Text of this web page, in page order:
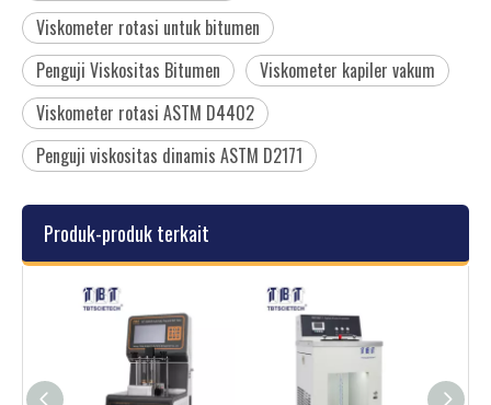
Viskometer rotasi untuk bitumen
Penguji Viskositas Bitumen
Viskometer kapiler vakum
Viskometer rotasi ASTM D4402
Penguji viskositas dinamis ASTM D2171
Produk-produk terkait